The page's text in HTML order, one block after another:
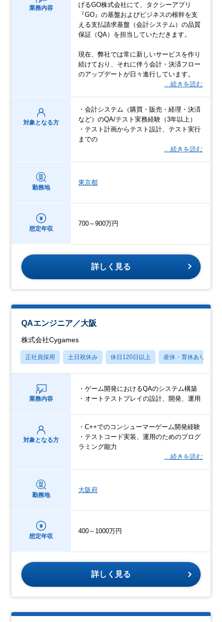
業務内容
げるGO株式会社にて、タクシーアプリ
『GO』の基盤およびビジネスの根幹を支
える支払請求基盤（会計システム）の品質
保証（QA）を担当していただきます。
現在、弊社では常に新しいサービスを作り
続けており、それに伴う会計・決済フロー
のアップデートが日々進行しています。
…続きを読む
対象となる方
・会計システム（購買・販売・経理・決済
など）のQA/テスト実務経験（3年以上）
・テスト計画からテスト設計、テスト実行
までの
…続きを読む
勤務地
東京都
想定年収
700～900万円
詳しく見る
QAエンジニア／大阪
株式会社Cygames
正社員採用 土日祝休み 休日120日以上 産休・育休あり
業務内容
・ゲーム開発におけるQAのシステム構築
・オートテストプレイの設計、開発、運用
対象となる方
・C++でのコンシューマーゲーム開発経験
・テストコード実装、運用のためのプログ
ラミング能力
…続きを読む
勤務地
大阪府
想定年収
400～1000万円
詳しく見る